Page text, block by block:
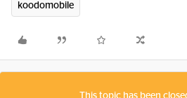
koodomobile
This topic has been